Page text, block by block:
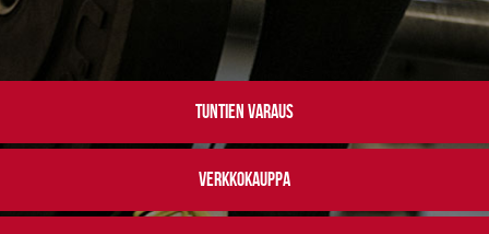
TUNTIEN VARAUS
VERKKOKAUPPA